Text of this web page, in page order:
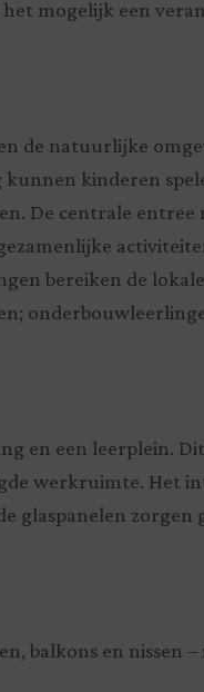
mogelijk een
de natuurlijke
kinderen
De centrale entree
bereiken de
en een leerplein.
werkruimte. Het
glaspanelen zorgen
balkons en nissen